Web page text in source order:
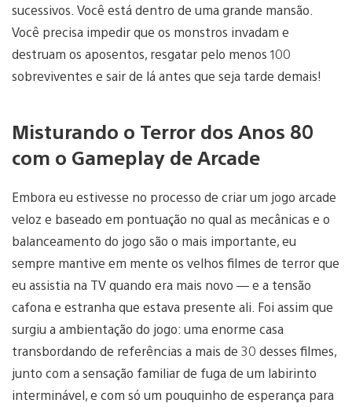
sucessivos. Você está dentro de uma grande mansão.
Você precisa impedir que os monstros invadam e
destruam os aposentos, resgatar pelo menos 100
sobreviventes e sair de lá antes que seja tarde demais!
Misturando o Terror dos Anos 80
com o Gameplay de Arcade
Embora eu estivesse no processo de criar um jogo arcade
veloz e baseado em pontuação no qual as mecânicas e o
balanceamento do jogo são o mais importante, eu
sempre mantive em mente os velhos filmes de terror que
eu assistia na TV quando era mais novo — e a tensão
cafona e estranha que estava presente ali. Foi assim que
surgiu a ambientação do jogo: uma enorme casa
transbordando de referências a mais de 30 desses filmes,
junto com a sensação familiar de fuga de um labirinto
interminável, e com só um pouquinho de esperança para